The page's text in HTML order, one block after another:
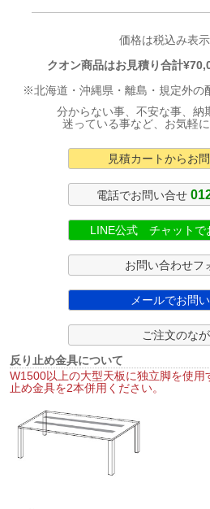
価格は税込み表示
クオン商品はお見積り合計
※北海道・沖縄県・離島・規定外の
分からない事、不安な事、納
迷っている事など、お気軽に
見積カートからお
電話でお問い合せ
LINE公式 チャットで
お問い合わせフ
メールでお問
ご注文のな
反り止め金具について
W1500以上の大型天板に独立脚を使用
止め金具を2本併用ください。